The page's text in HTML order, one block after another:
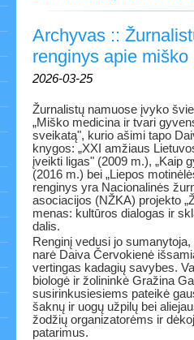
Archyvas ::
renginys apie
2026-03-25
Žurnalistų namuose įvyko
„Miško medicina ir tvari
sveikatą", kurio ašimi tapo
knygos: „XXI amžiaus
įveikti ligas" (2009 m.), „Kaip
(2016 m.) bei „Liepos
renginys yra Nacionalinės
asociacijos (NŽKA) projekto
menas: kultūros dialogas ir
dalis.
Renginį vedusi jo
narė Daiva Červokienė
vertingas kadagių savybes.
biologė ir žolininkė Gražina
susirinkusiesiems pateikė
šaknų ir uogų užpilų bei
žodžių organizatorėms ir
patarimus.